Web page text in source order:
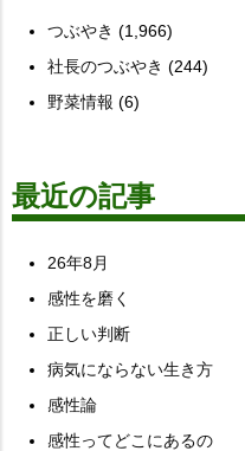
つぶやき (1,966)
社長のつぶやき (244)
野菜情報 (6)
最近の記事
26年8月
感性を磨く
正しい判断
病気にならない生き方
感性論
感性ってどこにあるの